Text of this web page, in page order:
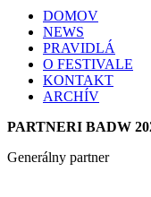
DOMOV
NEWS
PRAVIDLÁ
O FESTIVALE
KONTAKT
ARCHÍV
PARTNERI BADW
Generálny partner